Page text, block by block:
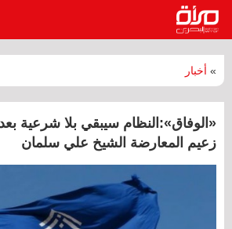
» أخبار
«الوفاق»:النظام سيبقي بلا شرعية
زعيم المعارضة الشيخ علي سلمان